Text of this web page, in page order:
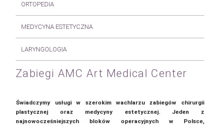
ORTOPEDIA
MEDYCYNA ESTETYCZNA
LARYNGOLOGIA
Zabiegi AMC Art Medical Center
Świadczymy usługi w szerokim wachlarzu zabiegów chirurgii
plastycznej oraz medycyny estetycznej. Jeden z
najnowocześniejszych bloków operacyjnych w Polsce,